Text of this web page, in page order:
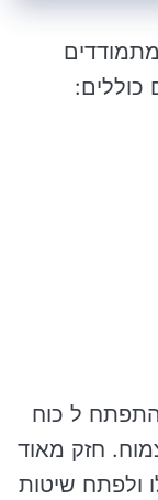
ל כוח
חזק מאוד
ולפתח שיטות